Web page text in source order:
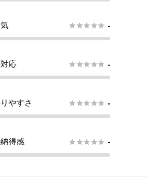
 -
応  -
やすさ  -
得感  -